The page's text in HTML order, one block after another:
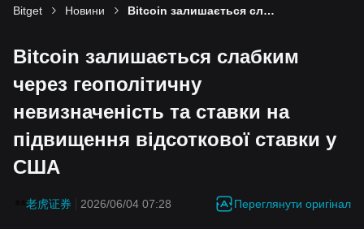
Bitget Новини Bitcoin залишається слабким через геополітичну невизначеність та ставки на підвищення відсоткової ставки у США
Bitcoin залишається слабким
через геополітичну
невизначеність та ставки на
підвищення відсоткової ставки у
США
老虎证券 2026/06/04 07:28 Переглянути оригінал